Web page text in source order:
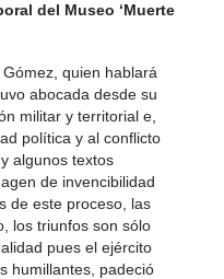
del Museo ‘Muerte
quien hablará
abocada desde su
militar y territorial e,
política y al conflicto
algunos textos
de invencibilidad
de este proceso, las
los triunfos son sólo
pues el ejército
humillantes, padeció